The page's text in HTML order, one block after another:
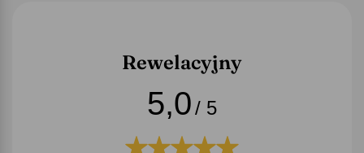
Rewelacyjny
5,0/ 5